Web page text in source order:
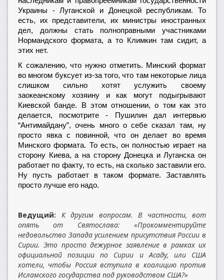
Украины - Луганской и Донецкой республикам. То
есть, их представители, их министры иностранных
дел, должны стать полноправными участниками
Нормандского формата, а то Климкин там сидит, а
этих нет.
К сожалению, что нужно отметить. Минский формат
во многом буксует из-за того, что там некоторые лица
слишком сильно хотят услужить своему
заокеанскому хозяину и как могут подыгрывают
Киевской банде. В этом отношении, о том как это
делается, посмотрите - Пушилин дал интервью
“Антимайдану”, очень много о себе сказал там, ну
просто явка с повинной, что он делает во время
Минского формата. То есть, он полностью играет на
сторону Киева, а на сторону Донецка и Луганска он
работает по факту, то есть, на сколько заставили его.
Ну пусть работает в таком формате. Заставлять
просто лучше его надо.
Ведущий:
К другим вопросам. В частности, вот
опять от Святослава: «Прокомментируйте
недовольство Запада усилением присутствия России в
Сирии. Это просто дежурное заявление в рамках их
официальной позиции по Сирии и Асаду, или США
хотели, чтобы Россия вступила в коалицию против
Исламского государства под руководством США?»